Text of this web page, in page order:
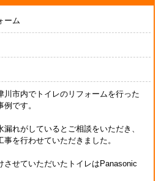
ーム
川市内でトイレのリフォームを行った
です。
漏れがしているとご相談をいただき、
事を行わせていただきました。
させていただいたトイレはPanasonic